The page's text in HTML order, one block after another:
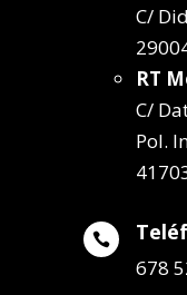
C/
RT
C/
Pol.

678